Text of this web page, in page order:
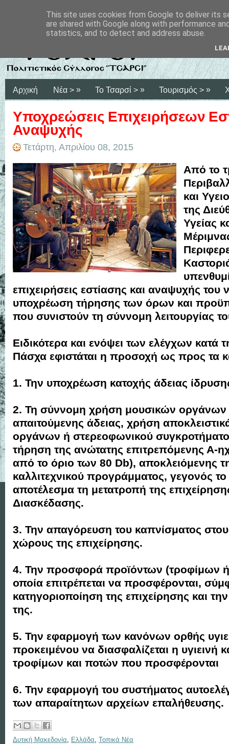
Αρχική Νέα > » Το Τσαρσί > » Τουρισμός > »
Υποχρεώσεις Επιχειρήσεων
Αναψυχής
Τετάρτη, Απριλίου 08, 2015
Από το
και
της
Υγείας
επιχειρήσεις εστίασης και αναψυχής του
υποχρέωση τήρησης των όρων και
που συνιστούν τη σύννομη λειτουργίας
Ειδικότερα και ενόψει των ελέγχων κατά
Πάσχα εφιστάται η προσοχή ως προς τα
1. Την υποχρέωση κατοχής άδειας
2. Τη σύννομη χρήση μουσικών οργάνων
απαιτούμενης άδειας, χρήση
οργάνων ή στερεοφωνικού
τήρηση της ανώτατης επιτρεπόμενης Α-
από το όριο των 80 Db), αποκλειόμενης
καλλιτεχνικού προγράμματος, γεγονός
αποτέλεσμα τη μετατροπή της
Διασκέδασης.
3. Την απαγόρευση του καπνίσματος
χώρους της επιχείρησης.
4. Την προσφορά προϊόντων (τροφίμων ή
οποία επιτρέπεται να προσφέρονται,
κατηγοριοποίηση της επιχείρησης και την
της.
5. Την εφαρμογή των κανόνων ορθής
προκειμένου να διασφαλίζεται η υγιεινή
τροφίμων και ποτών που προσφέρονται
6. Την εφαρμογή του συστήματος
των απαραίτητων αρχείων επαλήθευσης.
Δυτική Μακεδονία, Ελλάδα, Τοπικά Νέα
This site uses cookies from Google to deliver its
are shared with Google along with performance
statistics, and to detect and address abuse.